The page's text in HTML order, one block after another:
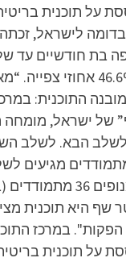
לישראל,
בת חודשיים עד
מובנה התוכנית:
ישראל, מומחה
מגיעים
"גיל הפקות".